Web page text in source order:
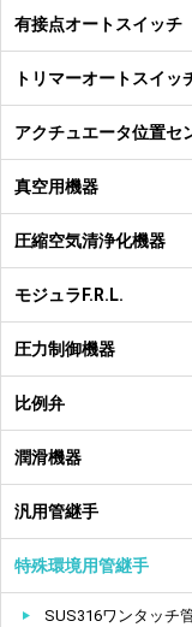
有接点オートスイッチ
トリマーオートスイッ
アクチュエータ位置セ
真空用機器
圧縮空気清浄化機器
モジュラF.R.L.
圧力制御機器
比例弁
潤滑機器
汎用管継手
特殊環境用管継手
SUS316ワンタッチ